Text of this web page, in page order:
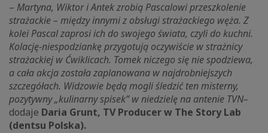
– Martyna, Wiktor i Antek zrobią Pascalowi przeszkolenie
strażackie – między innymi z obsługi strażackiego węża. Z
kolei Pascal zaprosi ich do swojego świata, czyli do kuchni.
Kolację-niespodziankę przygotują oczywiście w strażnicy
strażackiej w Ćwiklicach. Tomek niczego się nie spodziewa,
a cała akcja została zaplanowana w najdrobniejszych
szczegółach. Widzowie będą mogli śledzić ten misterny,
pozytywny „kulinarny spisek” w niedzielę na antenie TVN–
dodaje Daria Grunt, TV Producer w The Story Lab
(dentsu Polska).